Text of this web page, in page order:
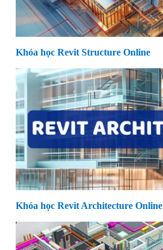
Khóa học Revit Structure Online
Khóa học Revit Architecture Online